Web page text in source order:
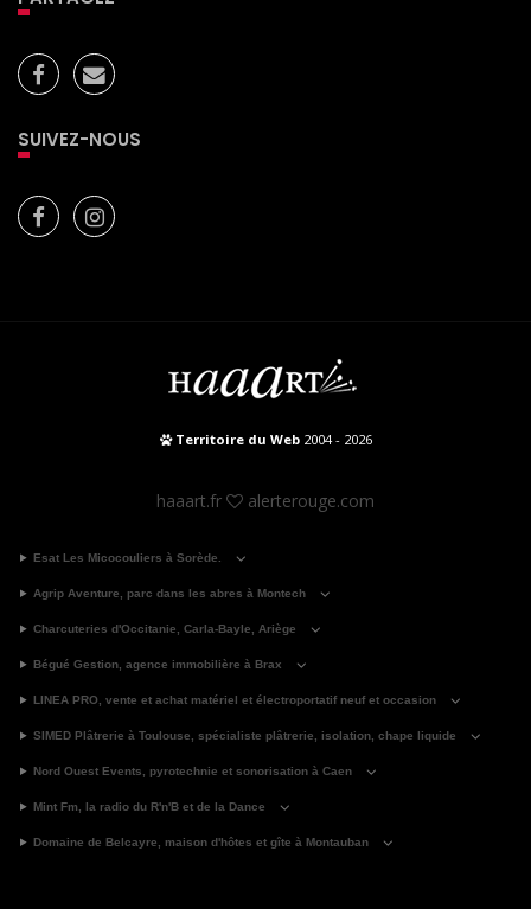
SUIVEZ-NOUS
Territoire du Web2004 - 2026
haaart.fr alerterouge.com
Esat Les Micocouliers à Sorède.
Agrip Aventure, parc dans les abres à Montech
Charcuteries d'Occitanie, Carla-Bayle, Ariège
Bégué Gestion, agence immobilière à Brax
LINEA PRO, vente et achat matériel et électroportatif neuf et occasion
SIMED Plâtrerie à Toulouse, spécialiste plâtrerie, isolation, chape liquide
Nord Ouest Events, pyrotechnie et sonorisation à Caen
Mint Fm, la radio du R'n'B et de la Dance
Domaine de Belcayre, maison d'hôtes et gîte à Montauban